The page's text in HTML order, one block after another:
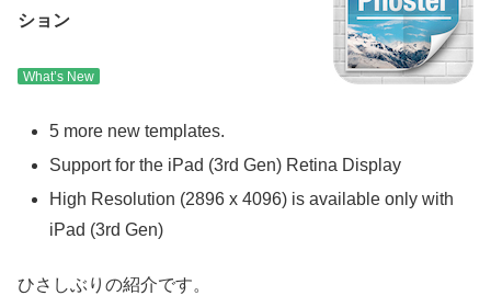
ション
What’s New
5 more new templates.
Support for the iPad (3rd Gen) Retina Display
High Resolution (2896 x 4096) is available only with
iPad (3rd Gen)
ひさしぶりの紹介です。